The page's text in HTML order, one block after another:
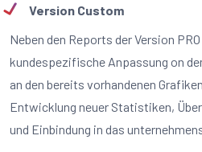
Version Custom
Neben den Reports der Version
kundespezifische Anpassung on
an den bereits vorhandenen
Entwicklung neuer Statistiken,
und Einbindung in das